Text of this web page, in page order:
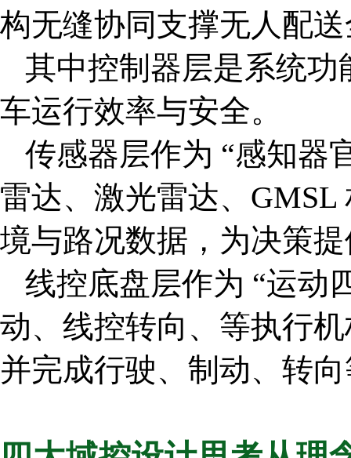
构无缝协同支撑无人配
其中控制器层是系统
车运行效率与安全。
传感器层作为 “感知器
雷达、激光雷达、
境与路况数据，为决策
线控底盘层作为 “运动
动、线控转向、等执行
并完成行驶、制动、转